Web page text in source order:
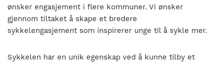
ønsker engasjement i flere kommuner. Vi ønsker
gjennom tiltaket å skape et bredere
sykkelengasjement som inspirerer unge til å sykle mer.
Sykkelen har en unik egenskap ved å kunne tilby et